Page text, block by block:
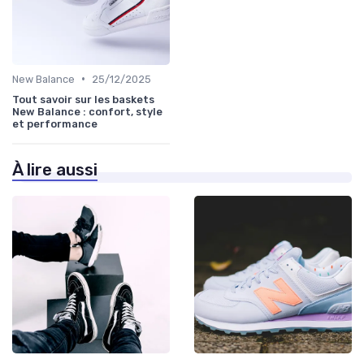
New Balance •
25/12/2025
Tout savoir sur les baskets
New Balance : confort, style
et performance
À lire aussi